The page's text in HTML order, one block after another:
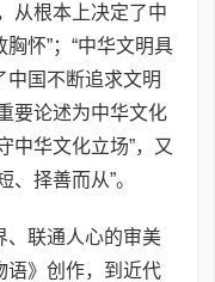
从根本上决定了中
怀”；“中华文明具
中国不断追求文明
要论述为中华文化
华文化立场”，又
择善而从”。
、联通人心的审美
语》创作，到近代